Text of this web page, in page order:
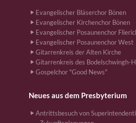
Evangelischer Bläserchor Bönen
Evangelischer Kirchenchor Bönen
Evangelischer Posaunenchor
Evangelischer Posaunenchor West
Gitarrenkreis der Alten Kirche
Gitarrenkreis des Bodelschwingh-
Gospelchor "Good News"
Neues aus dem Presbyterium
Antrittsbesuch von